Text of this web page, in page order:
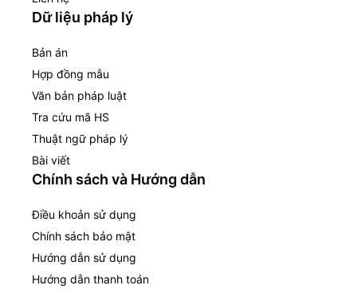
Dữ liệu pháp lý
Bản án
Hợp đồng mẫu
Văn bản pháp luật
Tra cứu mã HS
Thuật ngữ pháp lý
Bài viết
Chính sách và Hướng dẫn
Điều khoản sử dụng
Chính sách bảo mật
Hướng dẫn sử dụng
Hướng dẫn thanh toán